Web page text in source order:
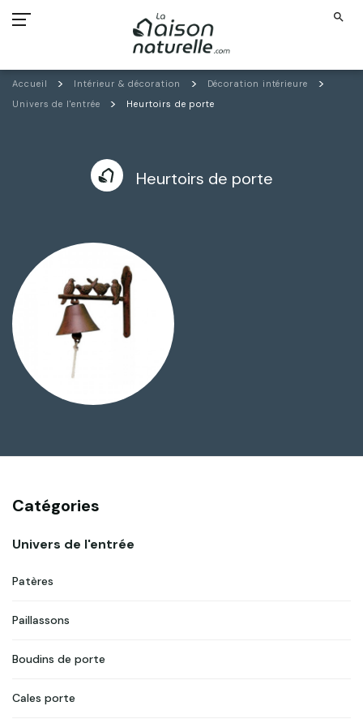
search
Accueil Intérieur & décoration
Décoration intérieure
Univers de l'entrée
Heurtoirs de porte
Heurtoirs de porte
Catégories
Univers de l'entrée
Patères
Paillassons
Boudins de porte
Cales porte